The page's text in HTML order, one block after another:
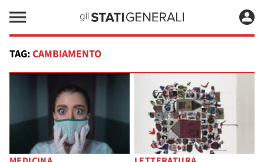
TAG:CAMBIAMENTO